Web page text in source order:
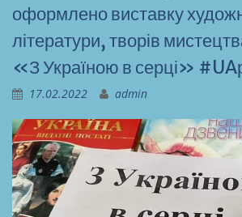
оформлено виставку
літератури, творів
«З Україною в серці»
17.02.2022 admin